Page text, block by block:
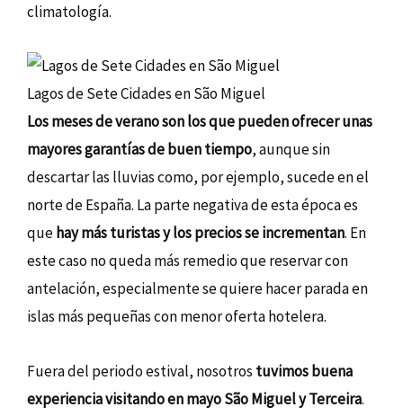
climatología.
Lagos de Sete Cidades en São Miguel
Los meses de verano son los que pueden ofrecer unas
mayores garantías de buen tiempo, aunque sin
descartar las lluvias como, por ejemplo, sucede en el
norte de España. La parte negativa de esta época es
que hay más turistas y los precios se incrementan. En
este caso no queda más remedio que reservar con
antelación, especialmente se quiere hacer parada en
islas más pequeñas con menor oferta hotelera.
Fuera del periodo estival, nosotros tuvimos buena
experiencia visitando en mayo São Miguel y Terceira.